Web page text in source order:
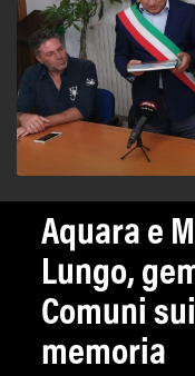
Aquara e
Lungo,
Comuni
memoria